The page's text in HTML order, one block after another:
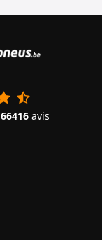
66416 avis